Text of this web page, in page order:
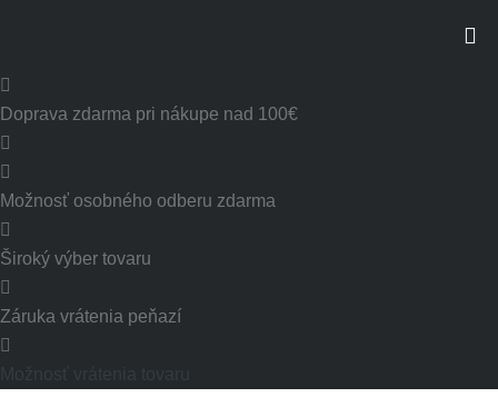
Doprava zdarma pri nákupe nad 100€
Možnosť osobného odberu zdarma
Široký výber tovaru
Záruka vrátenia peňazí